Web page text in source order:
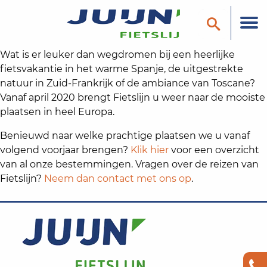
Wat is er leuker dan wegdromen bij een heerlijke
fietsvakantie in het warme Spanje, de uitgestrekte
natuur in Zuid-Frankrijk of de ambiance van Toscane?
Vanaf april 2020 brengt Fietslijn u weer naar de mooiste
plaatsen in heel Europa.
Benieuwd naar welke prachtige plaatsen we u vanaf
volgend voorjaar brengen? Klik hier voor een overzicht
van al onze bestemmingen. Vragen over de reizen van
Fietslijn? Neem dan contact met ons op.